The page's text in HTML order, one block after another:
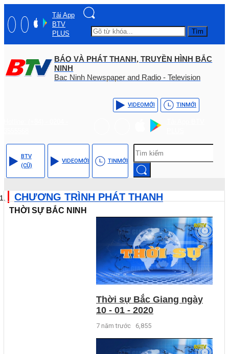
Tải App
BTV
PLUS
Tìm
BÁO VÀ PHÁT THANH, TRUYỀN HÌNH BẮC
NINH
Bac Ninh Newspaper and Radio - Television
VIDEOMỚI TINMỚI
BTV
(CŨ)
VIDEOMỚI TINMỚI
CHƯƠNG TRÌNH PHÁT THANH
THỜI SỰ BẮC NINH
Thời sự Bắc Giang ngày
10 - 01 - 2020
7 năm trước 6,855